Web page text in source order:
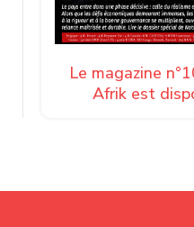
Le magazine
Afrik est